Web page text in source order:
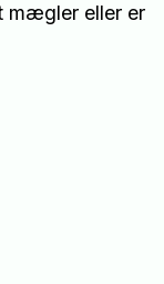
mægler eller er